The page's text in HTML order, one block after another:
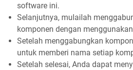
software ini.
Selanjutnya, mulailah
komponen dengan
Setelah menggabungkan
untuk memberi nama setiap
Setelah selesai, Anda dapat